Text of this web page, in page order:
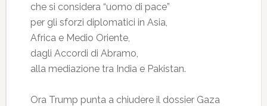
che si considera “uomo di pace”
per gli sforzi diplomatici in Asia,
Africa e Medio Oriente,
dagli Accordi di Abramo,
alla mediazione tra India e Pakistan.
Ora Trump punta a chiudere il dossier Gaza